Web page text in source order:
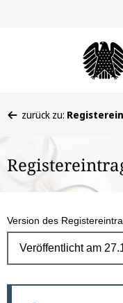
befinden
hier:
zurück zu:
Version des